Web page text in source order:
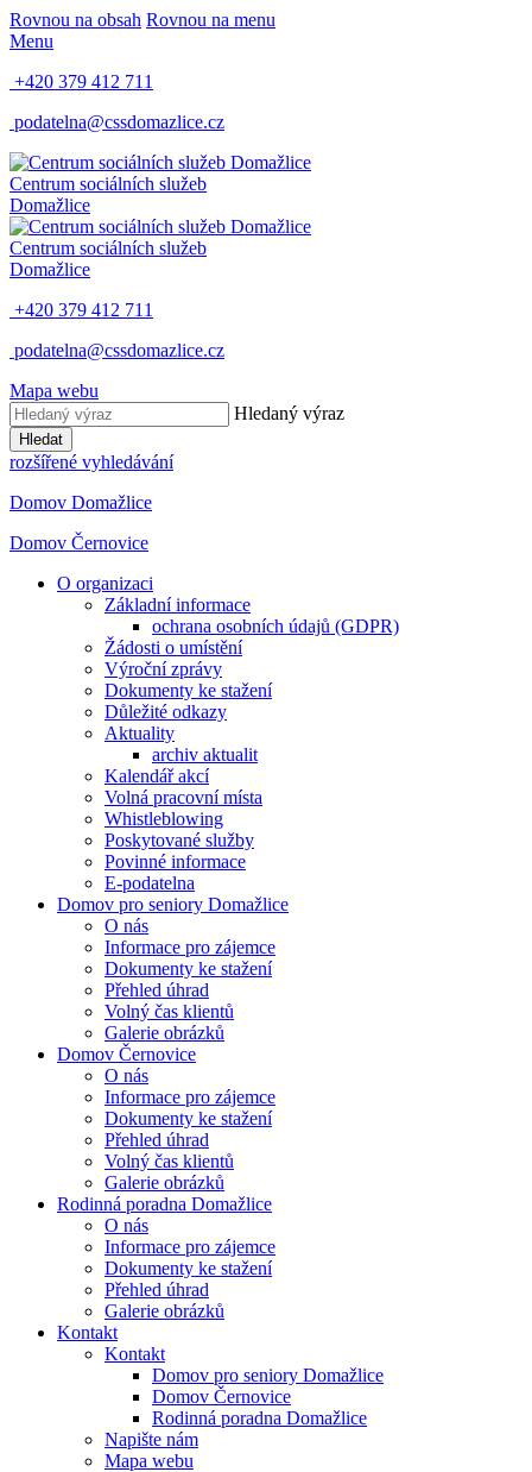
Rovnou na obsah Rovnou na menu
Menu
+420 379 412 711
podatelna@cssdomazlice.cz
Centrum sociálních služeb
Domažlice
Centrum sociálních služeb
Domažlice
+420 379 412 711
podatelna@cssdomazlice.cz
Mapa webu
Hledaný výraz
Hledat
rozšířené vyhledávání
Domov Domažlice
Domov Černovice
O organizaci
Základní informace
ochrana osobních údajů (GDPR)
Žádosti o umístění
Výroční zprávy
Dokumenty ke stažení
Důležité odkazy
Aktuality
archiv aktualit
Kalendář akcí
Volná pracovní místa
Whistleblowing
Poskytované služby
Povinné informace
E-podatelna
Domov pro seniory Domažlice
O nás
Informace pro zájemce
Dokumenty ke stažení
Přehled úhrad
Volný čas klientů
Galerie obrázků
Domov Černovice
O nás
Informace pro zájemce
Dokumenty ke stažení
Přehled úhrad
Volný čas klientů
Galerie obrázků
Rodinná poradna Domažlice
O nás
Informace pro zájemce
Dokumenty ke stažení
Přehled úhrad
Galerie obrázků
Kontakt
Kontakt
Domov pro seniory Domažlice
Domov Černovice
Rodinná poradna Domažlice
Napište nám
Mapa webu